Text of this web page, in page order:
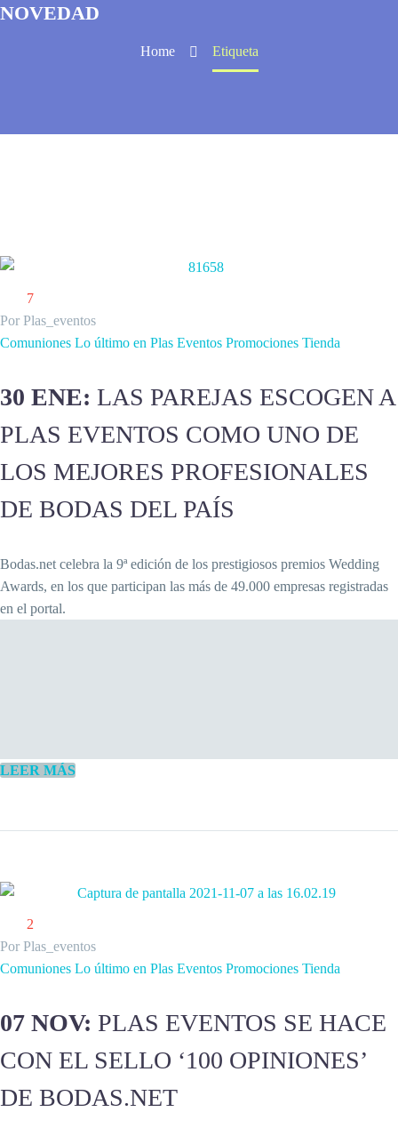
NOVEDAD
Home Etiqueta
7
Por Plas_eventos
Comuniones Lo último en Plas Eventos Promociones Tienda
30 ENE: LAS PAREJAS ESCOGEN A
PLAS EVENTOS COMO UNO DE
LOS MEJORES PROFESIONALES
DE BODAS DEL PAÍS
Bodas.net celebra la 9ª edición de los prestigiosos premios Wedding
Awards, en los que participan las más de 49.000 empresas registradas
en el portal.
LEER MÁS
2
Por Plas_eventos
Comuniones Lo último en Plas Eventos Promociones Tienda
07 NOV: PLAS EVENTOS SE HACE
CON EL SELLO ‘100 OPINIONES’
DE BODAS.NET